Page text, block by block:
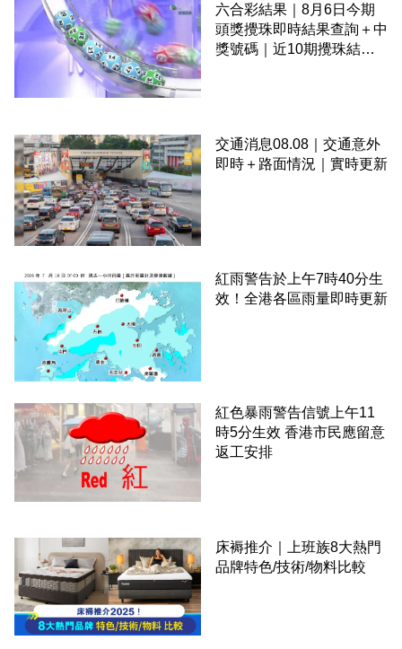
六合彩結果｜8月6日今期
頭獎攪珠即時結果查詢＋中
獎號碼｜近10期攪珠結果
交通消息08.08｜交通意外
即時＋路面情況｜實時更新
紅雨警告於上午7時40分生
效！全港各區雨量即時更新
紅色暴雨警告信號上午11
時5分生效 香港市民應留意
返工安排
床褥推介｜上班族8大熱門
品牌特色/技術/物料比較